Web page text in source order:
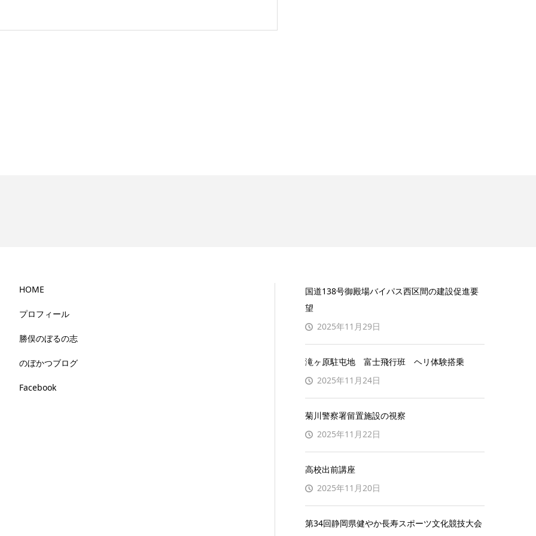
HOME
プロフィール
勝俣のぼるの志
のぼかつブログ
Facebook
国道138号御殿場バイパス西区間の建設促進要
望
2025年11月29日
滝ヶ原駐屯地 富士飛行班 ヘリ体験搭乗
2025年11月24日
菊川警察署留置施設の視察
2025年11月22日
高校出前講座
2025年11月20日
第34回静岡県健やか長寿スポーツ文化競技大会